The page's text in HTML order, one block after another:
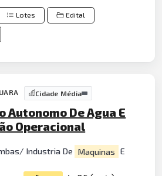
Lotes Edital
Cidade Média
Autonomo De Agua E
Operacional
Industria De Maquinas E